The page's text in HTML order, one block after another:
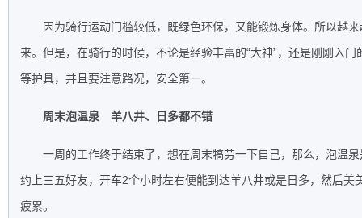
因为骑行运动门槛较低，既绿色环保，又能锻炼身体。所以越
来。但是，在骑行的时候，不论是经验丰富的“大神”，还是刚刚入门
等护具，并且要注意路况，安全第一。
周末泡温泉 羊八井、日多都不错
一周的工作终于结束了，想在周末犒劳一下自己，那么，泡温
约上三五好友，开车2个小时左右便能到达羊八井或是日多，然后美
疲累。